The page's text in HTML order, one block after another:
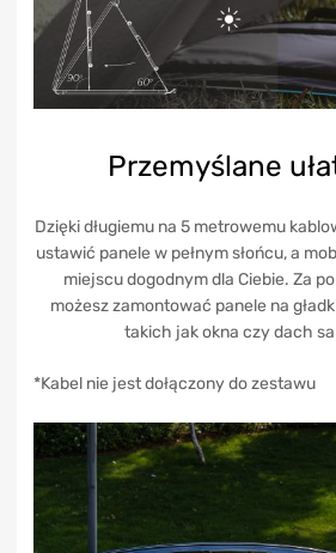
Przemyślane
Dzięki długiemu na 5 metrowemu
ustawić panele w pełnym słońcu, a
miejscu dogodnym dla Ciebie. Za
możesz zamontować panele na
takich jak okna czy dach
*Kabel nie jest dołączony do zestawu